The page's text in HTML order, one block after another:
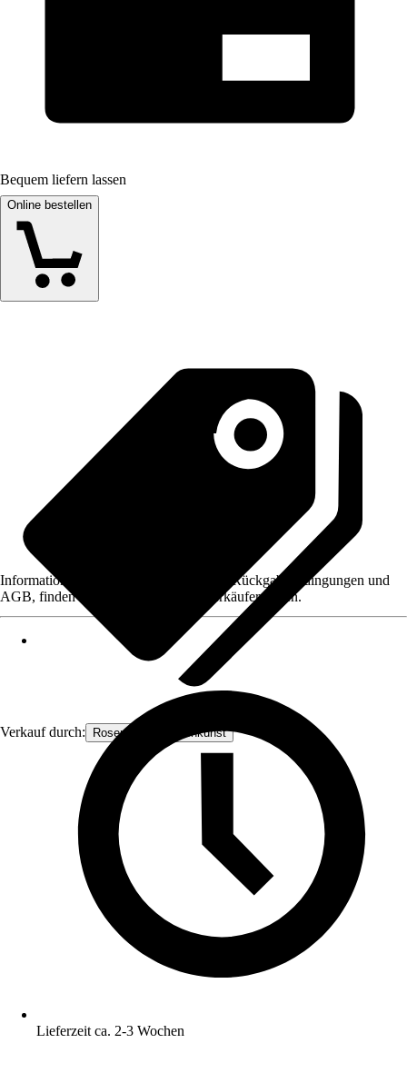
Bequem liefern lassen
Online bestellen
Verkauf durch: Rosenbogen-Gartenkunst
Informationen des Verkäufers, wie z. B. Rückgabebedingungen und
AGB, finden Sie bei Klick auf den Verkäufernamen.
Lieferzeit ca. 2-3 Wochen